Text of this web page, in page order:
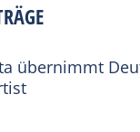
übernimmt